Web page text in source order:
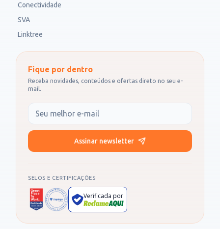
Conectividade
SVA
Linktree
Fique por dentro
Receba novidades, conteúdos e ofertas direto no seu e-
mail.
Seu e-mail
Assinar newsletter
SELOS E CERTIFICAÇÕES
Verificada por